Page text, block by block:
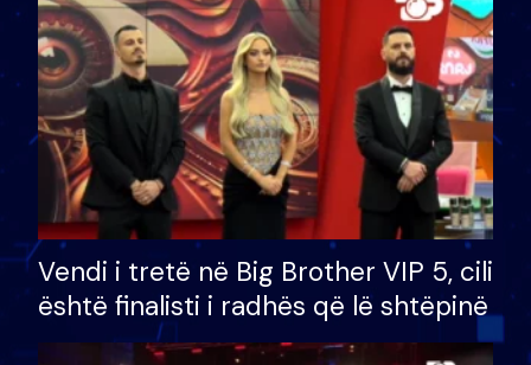
Vendi i tretë në Big Brother VIP 5, cili
është finalisti i radhës që lë shtëpinë